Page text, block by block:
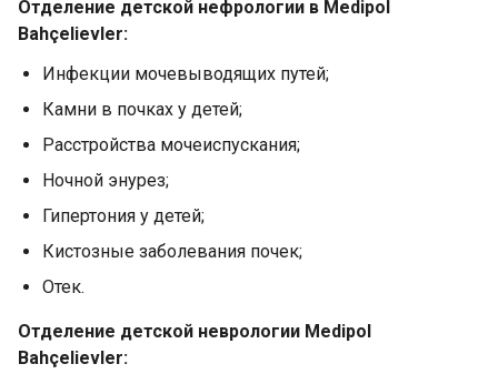
Отделение детской нефрологии в Medipol
Bahçelievler:
Инфекции мочевыводящих путей;
Камни в почках у детей;
Расстройства мочеиспускания;
Ночной энурез;
Гипертония у детей;
Кистозные заболевания почек;
Отек.
Отделение детской неврологии Medipol
Bahçelievler: